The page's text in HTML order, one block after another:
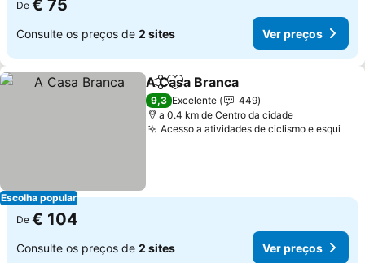
De € 75
Consulte os preços de 2 sites Ver preços
Escolha popular
PartilharAdicionar aos favoritos
A Casa Branca
9,3 Excelente
449
a 0.4 km de Centro da cidade
Acesso a atividades de ciclismo e esqui
De € 104
Consulte os preços de 2 sites Ver preços